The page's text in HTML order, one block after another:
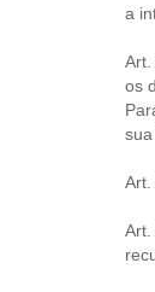
a
Art.
os
sua
Art.
Art.